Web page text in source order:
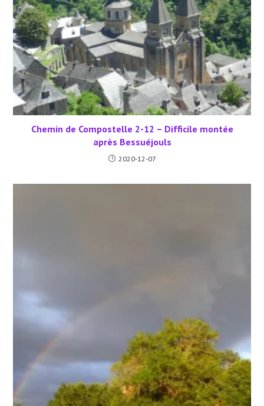
Chemin de Compostelle 2-12 – Difficile montée
après Bessuéjouls
2020-12-07